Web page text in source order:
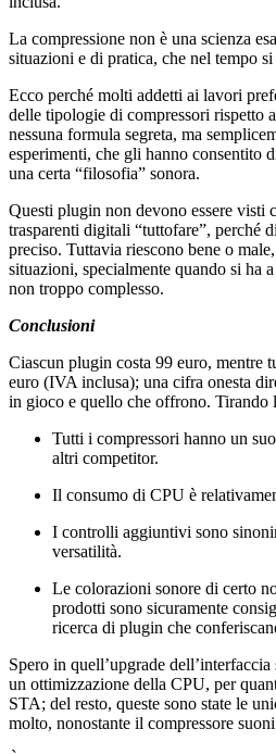
La compressione non è una scienza
situazioni e di pratica, che nel tempo
Ecco perché molti addetti ai lavori
delle tipologie di compressori rispetto
nessuna formula segreta, ma
esperimenti, che gli hanno consentito
una certa “filosofia” sonora.
Questi plugin non devono essere visti
trasparenti digitali “tuttofare”, perché
preciso. Tuttavia riescono bene o
situazioni, specialmente quando si ha
non troppo complesso.
Conclusioni
Ciascun plugin costa 99 euro, mentre
euro (IVA inclusa); una cifra onesta
in gioco e quello che offrono. Tirando
Tutti i compressori hanno un
altri competitor.
Il consumo di CPU è
I controlli aggiuntivi sono
versatilità.
Le colorazioni sonore di certo
prodotti sono sicuramente
ricerca di plugin che
Spero in quell’upgrade
un ottimizzazione della CPU, per
STA; del resto, queste sono state le
molto, nonostante il compressore